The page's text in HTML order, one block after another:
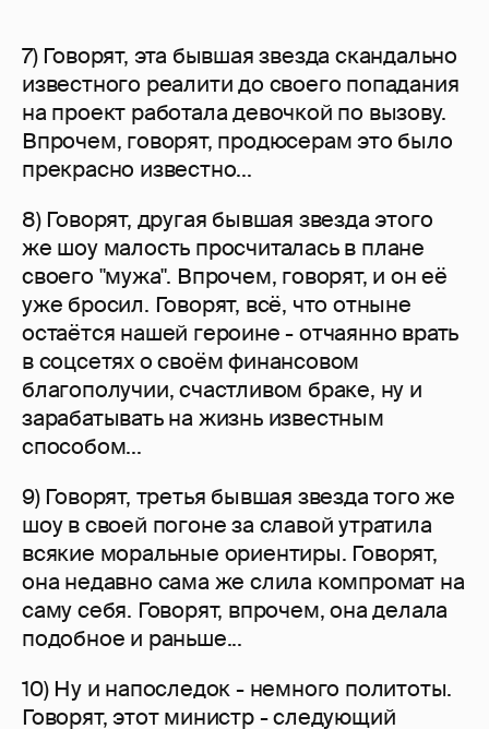
7) Говорят, эта бывшая звезда скандально
известного реалити до своего попадания
на проект работала девочкой по вызову.
Впрочем, говорят, продюсерам это было
прекрасно известно...
8) Говорят, другая бывшая звезда этого
же шоу малость просчиталась в плане
своего "мужа". Впрочем, говорят, и он её
уже бросил. Говорят, всё, что отныне
остаётся нашей героине - отчаянно врать
в соцсетях о своём финансовом
благополучии, счастливом браке, ну и
зарабатывать на жизнь известным
способом...
9) Говорят, третья бывшая звезда того же
шоу в своей погоне за славой утратила
всякие моральные ориентиры. Говорят,
она недавно сама же слила компромат на
саму себя. Говорят, впрочем, она делала
подобное и раньше...
10) Ну и напоследок - немного политоты.
Говорят, этот министр - следующий